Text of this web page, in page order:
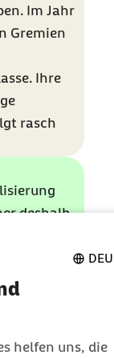
DEU
helfen uns, die
Im Jahr
Gremien
Ihre
rasch
deshalb
bei
per
in
fanden